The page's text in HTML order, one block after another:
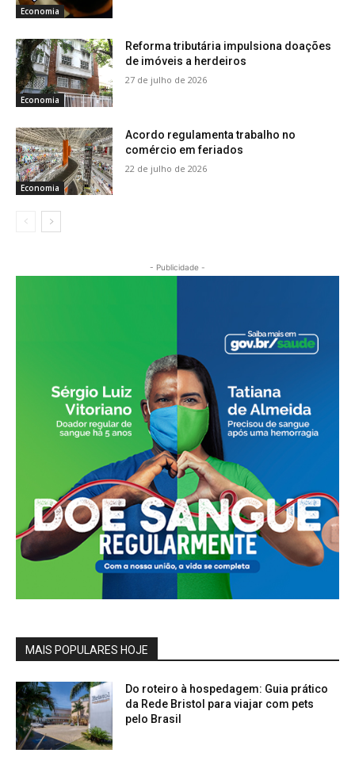
Economia
Economia
Reforma tributária impulsiona doações
de imóveis a herdeiros
27 de julho de 2026
Economia
Acordo regulamenta trabalho no
comércio em feriados
22 de julho de 2026
- Publicidade -
MAIS POPULARES HOJE
Do roteiro à hospedagem: Guia prático
da Rede Bristol para viajar com pets
pelo Brasil